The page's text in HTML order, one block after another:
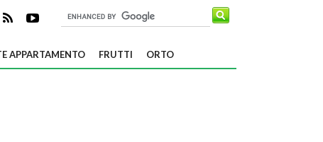
APPARTAMENTO FRUTTI ORTO